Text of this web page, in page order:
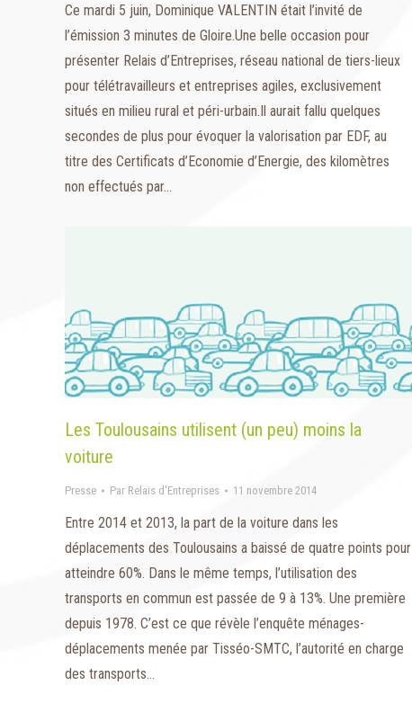
Ce mardi 5 juin, Dominique VALENTIN était l’invité de
l’émission 3 minutes de Gloire.Une belle occasion pour
présenter Relais d’Entreprises, réseau national de tiers-lieux
pour télétravailleurs et entreprises agiles, exclusivement
situés en milieu rural et péri-urbain.Il aurait fallu quelques
secondes de plus pour évoquer la valorisation par EDF, au
titre des Certificats d’Economie d’Energie, des kilomètres
non effectués par…
Les Toulousains utilisent (un peu) moins la
voiture
Presse Par Relais d'Entreprises 11 novembre 2014
Entre 2014 et 2013, la part de la voiture dans les
déplacements des Toulousains a baissé de quatre points pour
atteindre 60%. Dans le même temps, l’utilisation des
transports en commun est passée de 9 à 13%. Une première
depuis 1978. C’est ce que révèle l’enquête ménages-
déplacements menée par Tisséo-SMTC, l’autorité en charge
des transports…